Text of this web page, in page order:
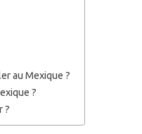
au Mexique ?
?
?